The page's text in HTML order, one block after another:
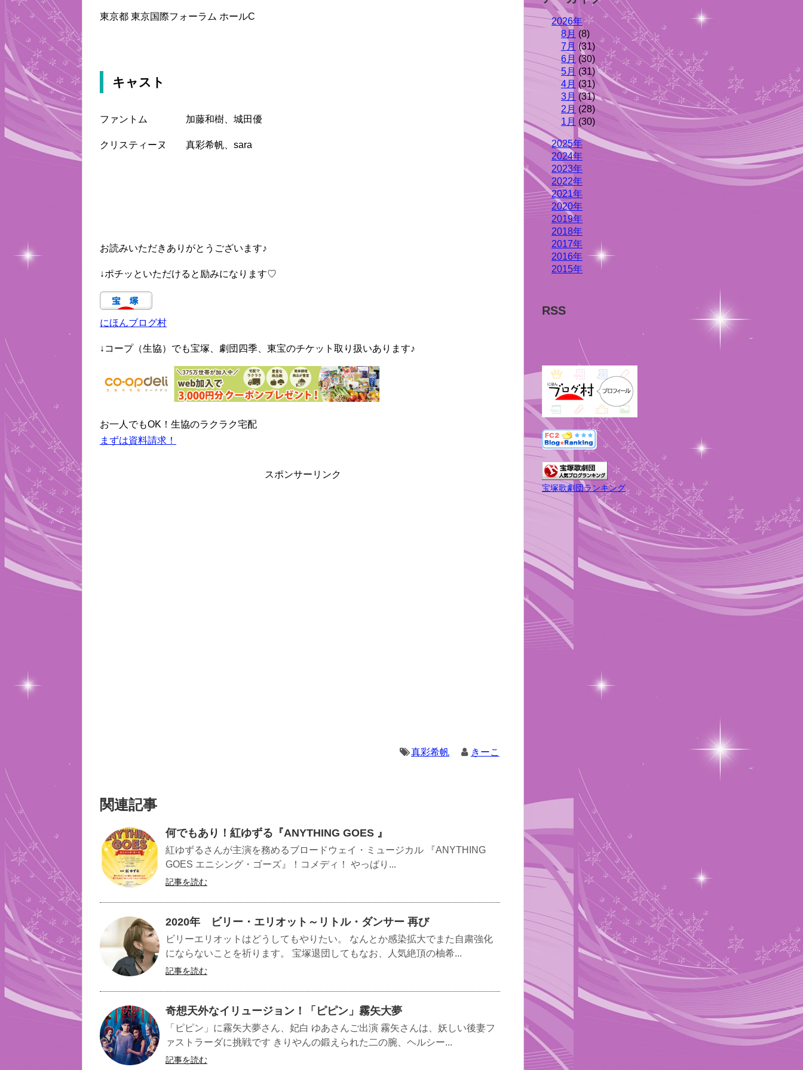
東京都 東京国際フォーラム ホールC
キャスト
ファントム 加藤和樹、城田優
クリスティーヌ 真彩希帆、sara
お読みいただきありがとうございます♪
↓ポチッといただけると励みになります♡
にほんブログ村
↓コープ（生協）でも宝塚、劇団四季、東宝のチケット取り扱いあります♪
お一人でもOK！生協のラクラク宅配
まずは資料請求！
スポンサーリンク
真彩希帆 きーこ
関連記事
何でもあり！紅ゆずる『ANYTHING GOES 』
紅ゆずるさんが主演を務めるブロードウェイ・ミュージカル 『ANYTHING
GOES エニシング・ゴーズ』！コメディ！ やっぱり...
記事を読む
2020年 ビリー・エリオット～リトル・ダンサー 再び
ビリーエリオットはどうしてもやりたい。 なんとか感染拡大でまた自粛強化
にならないことを祈ります。 宝塚退団してもなお、人気絶頂の柚希...
記事を読む
奇想天外なイリュージョン！「ピピン」霧矢大夢
「ピピン」に霧矢大夢さん、妃白 ゆあさんご出演 霧矢さんは、妖しい後妻フ
ァストラーダに挑戦です きりやんの鍛えられた二の腕、ヘルシー...
記事を読む
2026年
8月 (8)
7月 (31)
6月 (30)
5月 (31)
4月 (31)
3月 (31)
2月 (28)
1月 (30)
2025年
2024年
2023年
2022年
2021年
2020年
2019年
2018年
2017年
2016年
2015年
RSS
宝塚歌劇団ランキング